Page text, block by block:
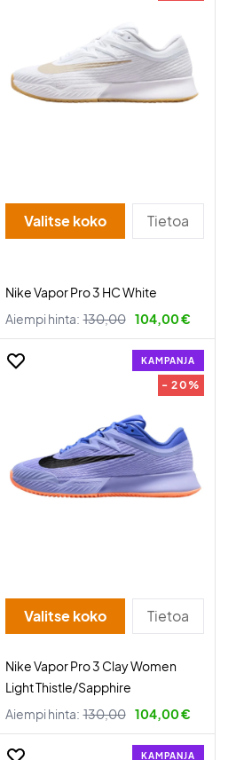
Valitse koko Tietoa
Nike Vapor Pro 3 HC White
Aiempi hinta: 130,00 104,00 €
KAMPANJA
- 20%
Valitse koko Tietoa
Nike Vapor Pro 3 Clay Women
Light Thistle/Sapphire
Aiempi hinta: 130,00 104,00 €
KAMPANJA